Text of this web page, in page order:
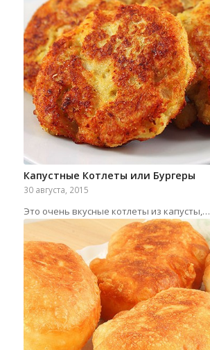
Капустные Котлеты или Бургеры
30 августа, 2015
Это очень вкусные котлеты из капусты,…